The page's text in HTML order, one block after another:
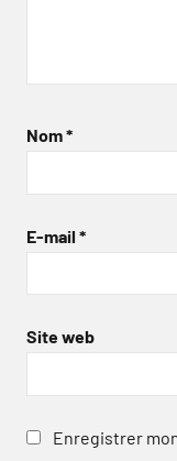
Nom*
E-mail *
Site web
Enregistrer